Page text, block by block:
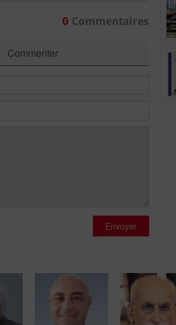
0Commentaires
Commenter
Envoyer